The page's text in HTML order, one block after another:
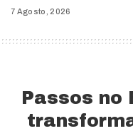
7 Agosto, 2026
Passos no